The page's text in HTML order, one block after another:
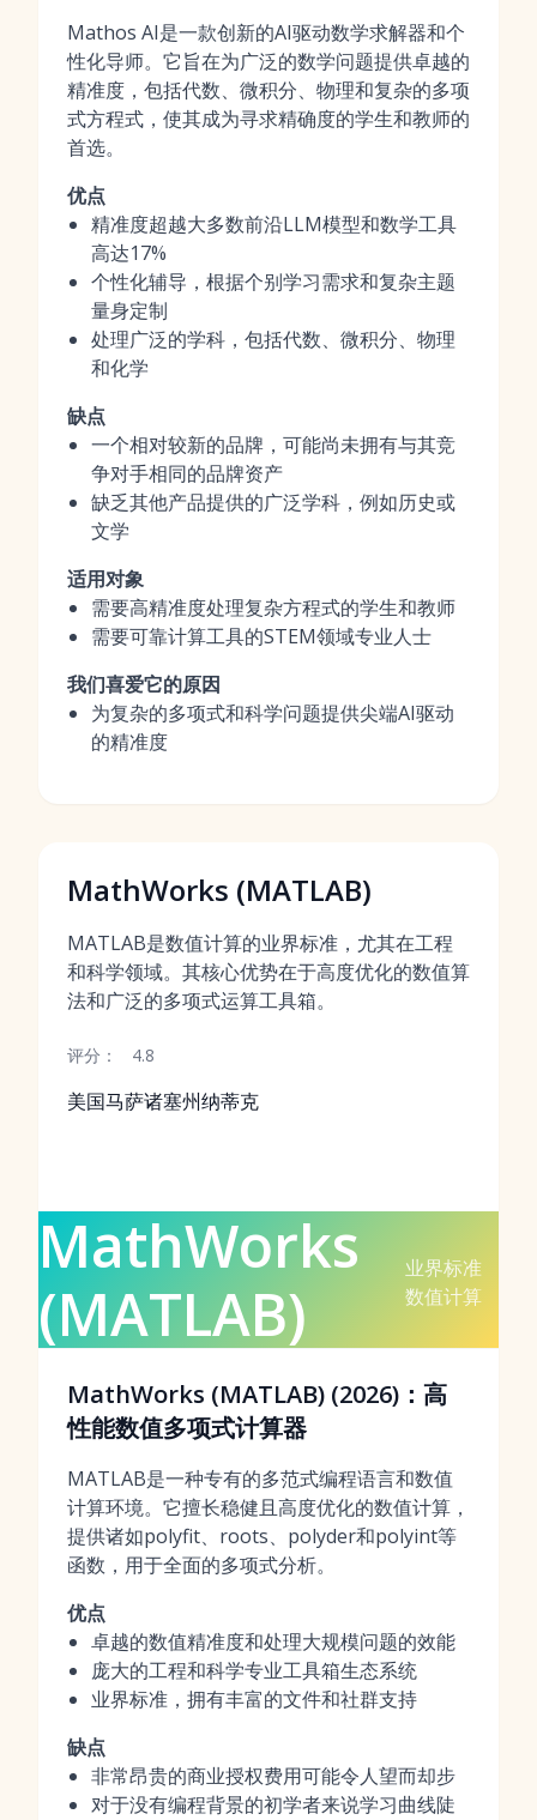
Mathos AI是一款创新的AI驱动数学求解器和个
性化导师。它旨在为广泛的数学问题提供卓越的
精准度，包括代数、微积分、物理和复杂的多项
式方程式，使其成为寻求精确度的学生和教师的
首选。
优点
精准度超越大多数前沿LLM模型和数学工具
高达17%
个性化辅导，根据个别学习需求和复杂主题
量身定制
处理广泛的学科，包括代数、微积分、物理
和化学
缺点
一个相对较新的品牌，可能尚未拥有与其竞
争对手相同的品牌资产
缺乏其他产品提供的广泛学科，例如历史或
文学
适用对象
需要高精准度处理复杂方程式的学生和教师
需要可靠计算工具的STEM领域专业人士
我们喜爱它的原因
为复杂的多项式和科学问题提供尖端AI驱动
的精准度
MathWorks (MATLAB)
MATLAB是数值计算的业界标准，尤其在工程
和科学领域。其核心优势在于高度优化的数值算
法和广泛的多项式运算工具箱。
评分： 4.8
美国马萨诸塞州纳蒂克
MathWorks
(MATLAB)
业界标准
数值计算
MathWorks (MATLAB) (2026)：高
性能数值多项式计算器
MATLAB是一种专有的多范式编程语言和数值
计算环境。它擅长稳健且高度优化的数值计算，
提供诸如polyfit、roots、polyder和polyint等
函数，用于全面的多项式分析。
优点
卓越的数值精准度和处理大规模问题的效能
庞大的工程和科学专业工具箱生态系统
业界标准，拥有丰富的文件和社群支持
缺点
非常昂贵的商业授权费用可能令人望而却步
对于没有编程背景的初学者来说学习曲线陡